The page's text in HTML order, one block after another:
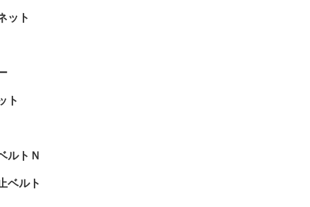
ット
ト
ルトＮ
ベルト